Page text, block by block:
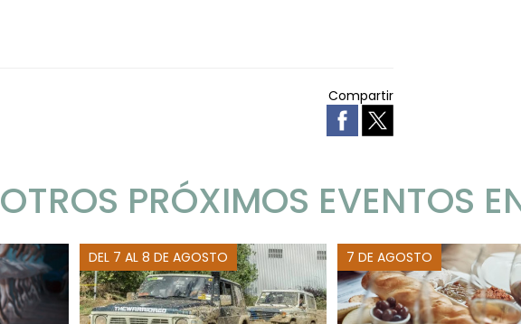
Compartir
OTROS PRÓXIMOS EVENTOS
DEL 7 AL 8 DE AGOSTO 7 DE AGOSTO